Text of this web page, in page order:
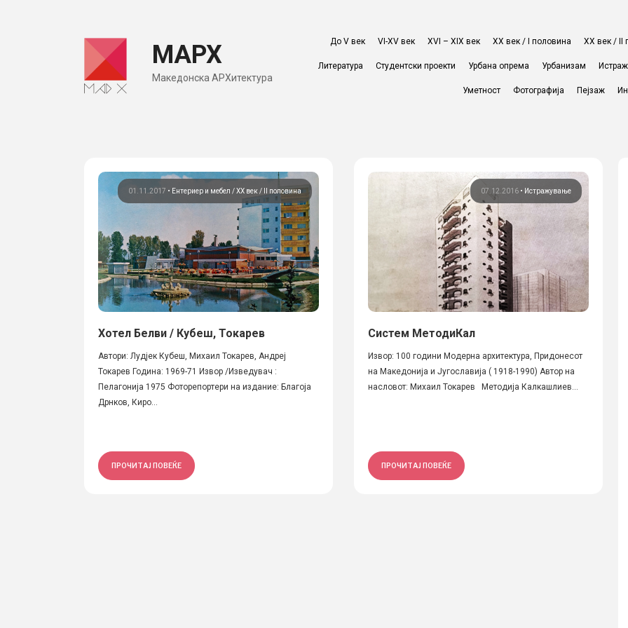
МАРХ
Македонска АРХитектура
До V век VI-XV век XVI – XIX век ХХ век / I половина ХХ век / II
Литература Студентски проекти Урбана опрема Урбанизам
Уметност Фотографија Пејзаж
01.11.2017 • Ентериер и мебел ХХ век / II половина
Хотел Белви / Кубеш, Токарев
Автори: Лудјек Кубеш, Михаил Токарев, Андреј
Токарев Година: 1969-71 Извор /Изведувач :
Пелагонија 1975 Фоторепортери на издание: Благоја
Дрнков, Киро...
ПРОЧИТАЈ ПОВЕЌЕ
07.12.2016• Истражување
Систем МетодиКал
Извор: 100 години Модерна архитектура, Придонесот
на Македонија и Југославија ( 1918-1990) Автор на
насловот: Михаил Токарев Методија Калкашлиев...
ПРОЧИТАЈ ПОВЕЌЕ